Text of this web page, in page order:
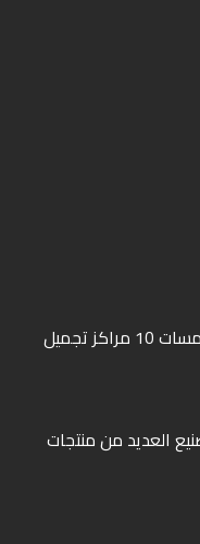
ﺗﻤﺘﻠﻚ ﺷﺮﻛﺔ ﻟﻤﺴﺎت 10 ﻣﺮاﻛﺰ ﺗﺠﻤﻴﻞ
اﻟﻌﺪﻳﺪ ﻣﻦ ﻣﻨﺘﺠﺎت